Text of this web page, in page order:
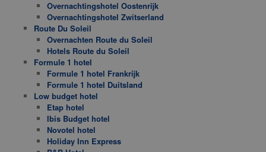
Overnachtingshotel Oostenrijk
Overnachtingshotel Zwitserland
Route Du Soleil
Overnachten Route du Soleil
Hotels Route du Soleil
Formule 1 hotel
Formule 1 hotel Frankrijk
Formule 1 hotel Duitsland
Low budget hotel
Etap hotel
Ibis Budget hotel
Novotel hotel
Holiday Inn Express